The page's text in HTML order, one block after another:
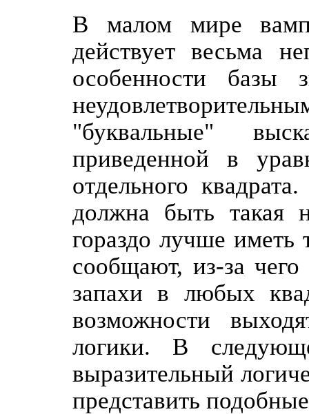
В малом мире
действует весьма
особенности базы
"буквальные"
приведенной в
отдельного
должна быть такая
гораздо лучше иметь
сообщают, из-за
запахи в любых
возможности
логики. В
выразительный
представить